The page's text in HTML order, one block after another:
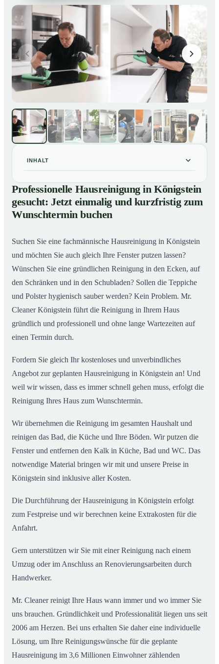
INHALT
01 Professionelle Hausreinigung in Königstein gesucht:
Jetzt einmalig und kurzfristig zum Wunschtermin
buchen
02So läuft eine professionelle Hausreinigung in
Professionelle Hausreinigung in Königstein
gesucht: Jetzt einmalig und kurzfristig zum
Wunschtermin buchen
Suchen Sie eine fachmännische Hausreinigung in Königstein
und möchten Sie auch gleich Ihre Fenster putzen lassen?
Wünschen Sie eine gründlichen Reinigung in den Ecken, auf
den Schränken und in den Schubladen? Sollen die Teppiche
und Polster hygienisch sauber werden? Kein Problem. Mr.
Cleaner Königstein führt die Reinigung in Ihrem Haus
gründlich und professionell und ohne lange Wartezeiten auf
einen Termin durch.
Fordern Sie gleich Ihr kostenloses und unverbindliches
Angebot zur geplanten Hausreinigung in Königstein an! Und
weil wir wissen, dass es immer schnell gehen muss, erfolgt die
Reinigung Ihres Haus zum Wunschtermin.
Wir übernehmen die Reinigung im gesamten Haushalt und
reinigen das Bad, die Küche und Ihre Böden. Wir putzen die
Fenster und entfernen den Kalk in Küche, Bad und WC. Das
notwendige Material bringen wir mit und unsere Preise in
Königstein sind inklusive aller Kosten.
Die Durchführung der Hausreinigung in Königstein erfolgt
zum Festpreise und wir berechnen keine Extrakosten für die
Anfahrt.
Gern unterstützen wir Sie mit einer Reinigung nach einem
Umzug oder im Anschluss an Renovierungsarbeiten durch
Handwerker.
Mr. Cleaner reinigt Ihre Haus wann immer und wo immer Sie
uns brauchen. Gründlichkeit und Professionalität liegen uns seit
2006 am Herzen. Bei uns erhalten Sie daher eine individuelle
Lösung, um Ihre Reinigungswünsche für die geplante
Hausreinigung im 3,6 Millionen Einwohner zählenden